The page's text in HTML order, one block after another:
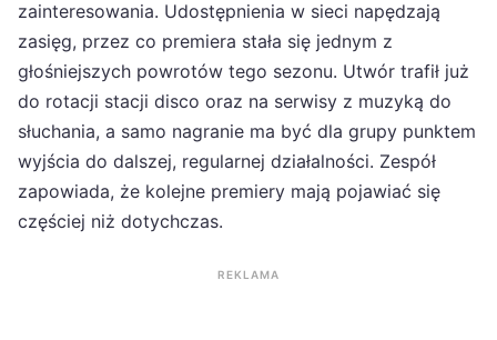
zainteresowania. Udostępnienia w sieci napędzają
zasięg, przez co premiera stała się jednym z
głośniejszych powrotów tego sezonu. Utwór trafił już
do rotacji stacji disco oraz na serwisy z muzyką do
słuchania, a samo nagranie ma być dla grupy punktem
wyjścia do dalszej, regularnej działalności. Zespół
zapowiada, że kolejne premiery mają pojawiać się
częściej niż dotychczas.
REKLAMA